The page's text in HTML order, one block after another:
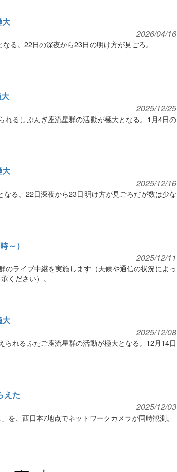
2026/04/16
る。22日の深夜から23日の明け方が見ごろ。
2025/12/25
るしぶんぎ座流星群の活動が極大となる。1月4日の
2025/12/16
る。22日深夜から23日明け方が見ごろだが数は少な
～）
2025/12/11
のライブ中継を実施します（天候や通信の状況によっ
ください）。
2025/12/08
れるふたご座流星群の活動が極大となる。12月14日
えた
2025/12/03
を、西日本7地点でネットワークカメラが同時観測。